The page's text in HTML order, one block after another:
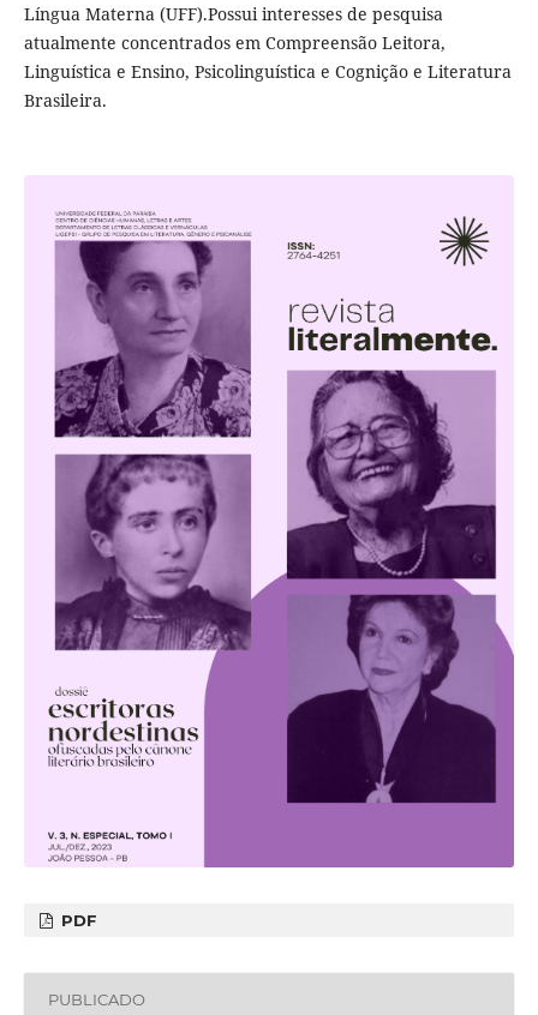
Língua Materna (UFF).Possui interesses de pesquisa
atualmente concentrados em Compreensão Leitora,
Linguística e Ensino, Psicolinguística e Cognição e Literatura
Brasileira.
PDF
PUBLICADO